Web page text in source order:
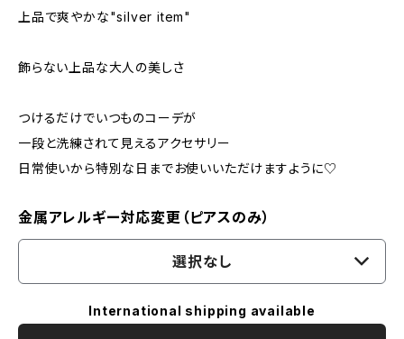
上品で爽やかな"silver item"
飾らない上品な大人の美しさ
つけるだけでいつものコーデが
一段と洗練されて見えるアクセサリー
日常使いから特別な日までお使いいただけますように♡
金属アレルギー対応変更（ピアスのみ）
選択なし
International shipping available